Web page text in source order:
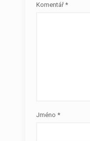
Komentář *
Jméno *